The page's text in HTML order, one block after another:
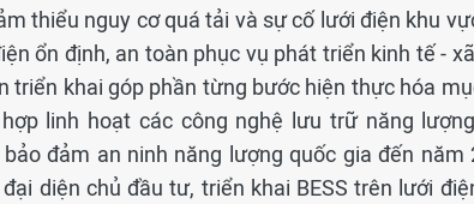
thiểu nguy cơ quá tải và sự cố lưới điện khu
ổn định, an toàn phục vụ phát triển kinh tế -
triển khai góp phần từng bước hiện thực hóa
linh hoạt các công nghệ lưu trữ năng
bảo đảm an ninh năng lượng quốc gia đến
diện chủ đầu tư, triển khai BESS trên lưới